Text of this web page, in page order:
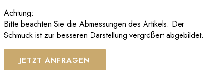
Achtung:
Bitte beachten Sie die Abmessungen des Artikels. Der
Schmuck ist zur besseren Darstellung vergrößert abgebildet.
JETZT ANFRAGEN